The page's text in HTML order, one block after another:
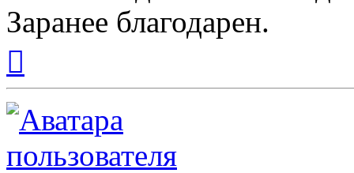
Заранее благодарен.
началу